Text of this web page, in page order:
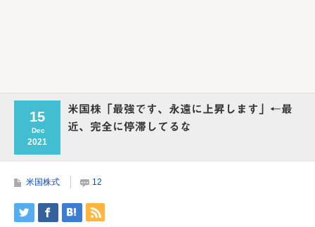
15
Dec
2021
米国株「最強です、永遠に上昇します」←最
近、完全に停滞してるな
米国株式 12